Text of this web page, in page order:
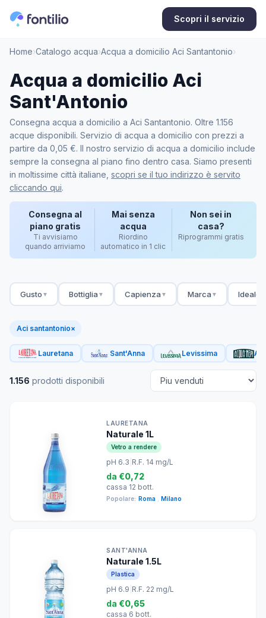
Scopri il servizio
Home›Catalogo acqua›Acqua a domicilio Aci Santantonio›
Acqua a domicilio Aci
Sant'Antonio
Consegna acqua a domicilio a Aci Santantonio. Oltre 1.156
acque disponibili. Servizio di acqua a domicilio con prezzi a
partire da 0,05 €. Il nostro servizio di acqua a domicilio include
sempre la consegna al piano fino dentro casa. Siamo presenti
in moltissime città italiane, scopri se il tuo indirizzo è servito
cliccando qui.
Consegna al
piano gratis
Ti avvisiamo
quando arriviamo
Mai senza
acqua
Riordino
automatico in 1 clic
Non sei in
casa?
Riprogrammi gratis
Gusto ▼ Bottiglia ▼ Capienza ▼ Marca ▼ Ideale
Aci santantonio×
Lauretana Sant'Anna Levissima
1.156 prodotti disponibili
LAURETANA
Naturale 1L
Vetro a rendere
pH 6.3 R.F. 14 mg/L
da €0,72
cassa 12 bott.
Popolare: Roma Milano
SANT'ANNA
Naturale 1.5L
Plastica
pH 6.9 R.F. 22 mg/L
da €0,65
cassa 6 bott.